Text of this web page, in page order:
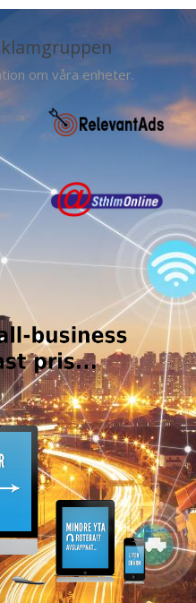
om våra enheter.